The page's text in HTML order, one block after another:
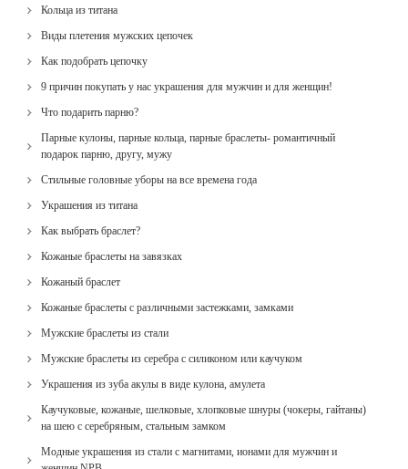
Кольца из титана
Виды плетения мужских цепочек
Как подобрать цепочку
9 причин покупать у нас украшения для мужчин и для женщин!
Что подарить парню?
Парные кулоны, парные кольца, парные браслеты- романтичный
подарок парню, другу, мужу
Стильные головные уборы на все времена года
Украшения из титана
Как выбрать браслет?
Кожаные браслеты на завязках
Кожаный браслет
Кожаные браслеты с различными застежками, замками
Мужские браслеты из стали
Мужские браслеты из серебра с силиконом или каучуком
Украшения из зуба акулы в виде кулона, амулета
Каучуковые, кожаные, шелковые, хлопковые шнуры (чокеры, гайтаны)
на шею с серебряным, стальным замком
Модные украшения из стали с магнитами, ионами для мужчин и